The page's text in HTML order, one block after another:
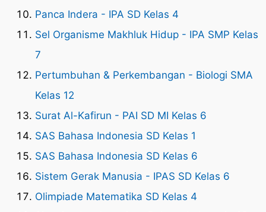
Panca Indera - IPA SD Kelas 4
Sel Organisme Makhluk Hidup - IPA SMP Kelas
7
Pertumbuhan & Perkembangan - Biologi SMA
Kelas 12
Surat Al-Kafirun - PAI SD MI Kelas 6
SAS Bahasa Indonesia SD Kelas 1
SAS Bahasa Indonesia SD Kelas 6
Sistem Gerak Manusia - IPAS SD Kelas 6
Olimpiade Matematika SD Kelas 4